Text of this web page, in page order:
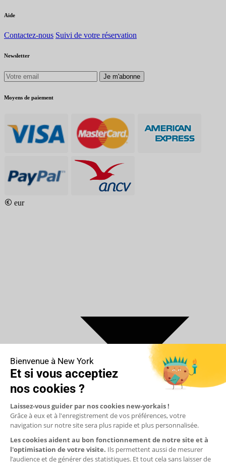
Aide
Contactez-nous Suivi de votre réservation
Newsletter
Je m'abonne
Moyens de paiement
eur
€ Euro
$ Dollar US